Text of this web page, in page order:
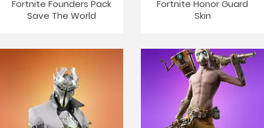
Fortnite Founders Pack
Save The World
Fortnite Honor Guard
Skin